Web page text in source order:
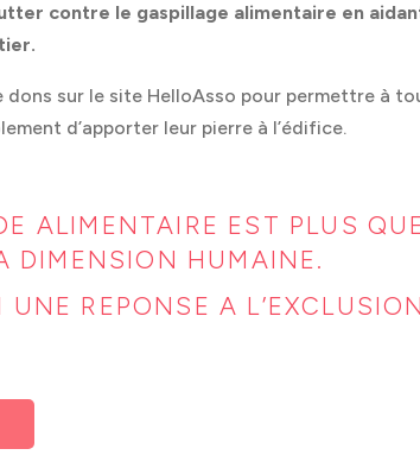
contre le gaspillage alimentaire en
dons sur le site HelloAsso pour permettre à
d’apporter leur pierre à l’édifice.
ALIMENTAIRE EST PLUS
DIMENSION HUMAINE.
REPONSE A